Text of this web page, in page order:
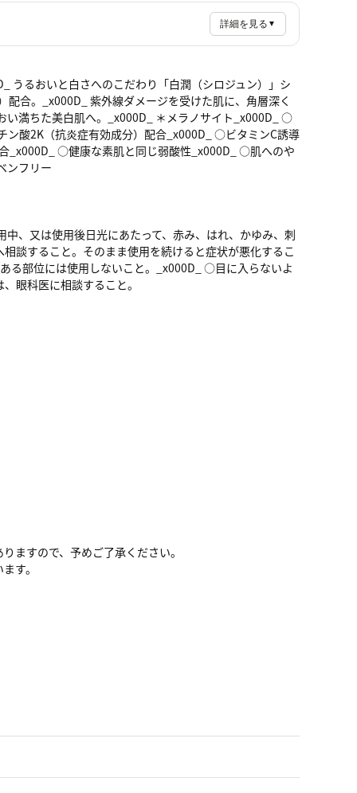
詳細を見る ▼
るおいと白さへのこだわり「白潤（シロジュン）」シ
合。_x000D_ 紫外線ダメージを受けた肌に、角層深く
い満ちた美白肌へ。_x000D_ ＊メラノサイト_x000D_ ○
酸2K（抗炎症有効成分）配合_x000D_ ○ビタミンC誘導
_x000D_ ○健康な素肌と同じ弱酸性_x000D_ ○肌へのや
ンフリー
、又は使用後日光にあたって、赤み、はれ、かゆみ、刺
談すること。そのまま使用を続けると症状が悪化するこ
る部位には使用しないこと。_x000D_ ○目に入らないよ
眼科医に相談すること。
ますので、予めご了承ください。
す。